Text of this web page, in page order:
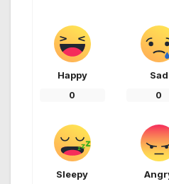
Happy
0
Sad
0
Sleepy